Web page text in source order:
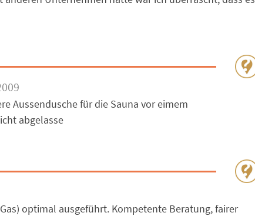
Aussendusche für die Sauna vor eimem
abgelasse
optimal ausgeführt. Kompetente Beratung, fairer